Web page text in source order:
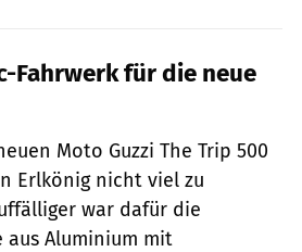
Fahrwerk für die neue
Moto Guzzi The Trip 500
Erlkönig nicht viel zu
war dafür die
aus Aluminium mit